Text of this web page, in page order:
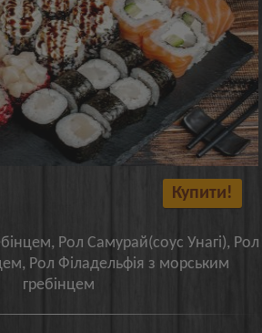
Купити!
Рол Самурай(соус Унагі), Рол
Рол Філадельфія з морським
гребінцем